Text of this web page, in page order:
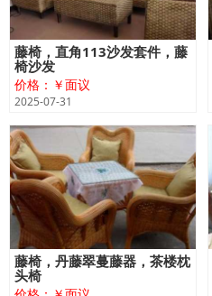
藤椅，直角113沙发套件，藤
椅沙发
价格：￥面议
2025-07-31
藤椅，丹藤翠蔓藤器，茶楼枕
头椅